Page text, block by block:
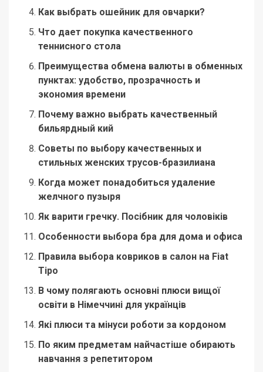
Как выбрать ошейник для овчарки?
Что дает покупка качественного
теннисного стола
Преимущества обмена валюты в обменных
пунктах: удобство, прозрачность и
экономия времени
Почему важно выбрать качественный
бильярдный кий
Советы по выбору качественных и
стильных женских трусов-бразилиана
Когда может понадобиться удаление
желчного пузыря
Як варити гречку. Посібник для чоловіків
Особенности выбора бра для дома и офиса
Правила выбора ковриков в салон на Fiat
Tipo
В чому полягають основні плюси вищої
освіти в Німеччині для українців
Які плюси та мінуси роботи за кордоном
По яким предметам найчастіше обирають
навчання з репетитором